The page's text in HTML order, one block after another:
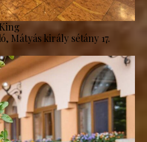
Mátyás király sétány 17.